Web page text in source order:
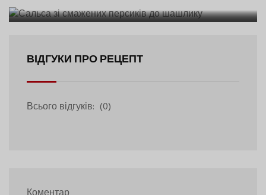
ВІДГУКИ ПРО РЕЦЕПТ
Всього відгуків: (0)